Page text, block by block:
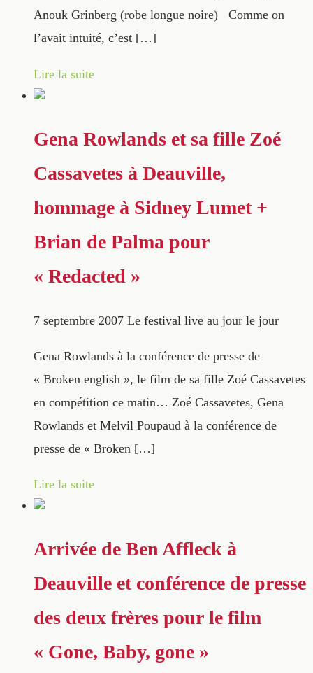
Anouk Grinberg (robe longue noire) Comme on
l’avait intuité, c’est […]
Lire la suite
Gena Rowlands et sa fille Zoé
Cassavetes à Deauville,
hommage à Sidney Lumet +
Brian de Palma pour
« Redacted »
7 septembre 2007 Le festival live au jour le jour
Gena Rowlands à la conférence de presse de
« Broken english », le film de sa fille Zoé Cassavetes
en compétition ce matin… Zoé Cassavetes, Gena
Rowlands et Melvil Poupaud à la conférence de
presse de « Broken […]
Lire la suite
Arrivée de Ben Affleck à
Deauville et conférence de presse
des deux frères pour le film
« Gone, Baby, gone »